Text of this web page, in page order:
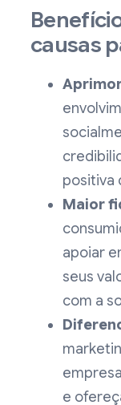
causas
positiva
Maior
apoiar
seus
com a
e